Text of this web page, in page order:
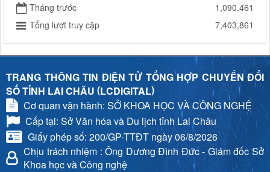
Tháng trước
1,090,461
Tổng lượt truy cập
7,403,861
TRANG THÔNG TIN ĐIỆN TỬ TỔNG HỢP CHUYỂN ĐỔI
SỐ TỈNH LAI CHÂU (LCDIGITAL)
Cơ quan vận hành: SỞ KHOA HỌC VÀ CÔNG NGHỆ
Cấp tại: Sở Văn hóa và Du lịch tỉnh Lai Châu
Giấy phép số: 200/GP-TTĐT ngày 06/8/2026
Chịu trách nhiệm : Ông Dương Đình Đức - Giám đốc Sở
Khoa học và Công nghệ